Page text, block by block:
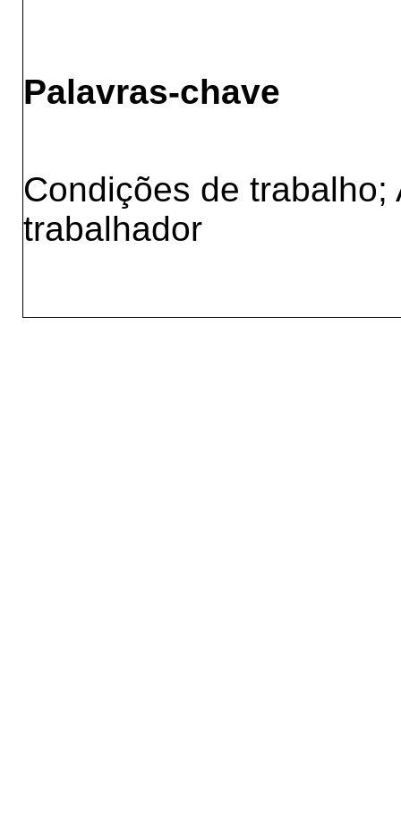
Palavras-chave
Condições de
trabalhador